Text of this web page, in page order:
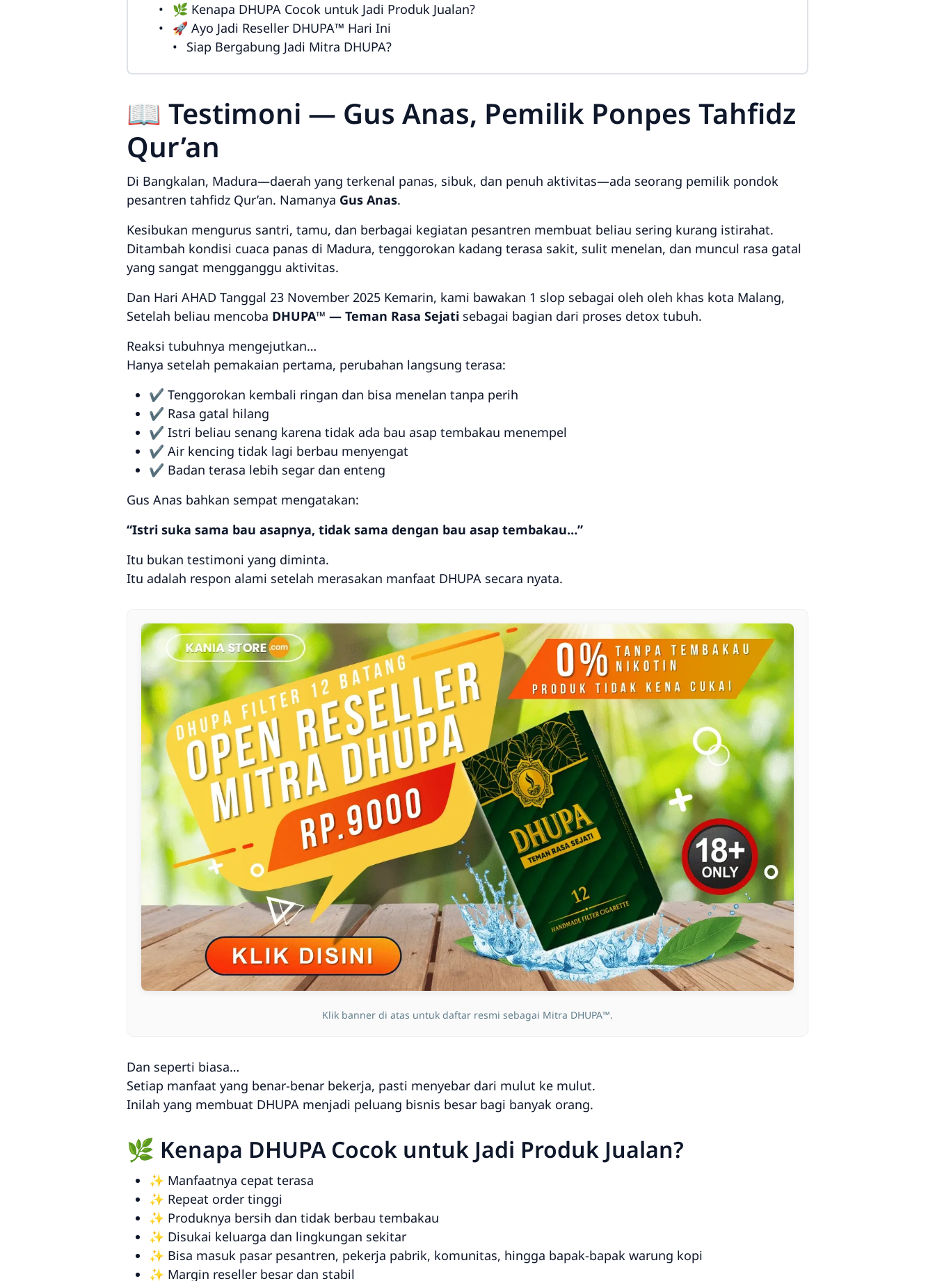
🌿 Kenapa DHUPA Cocok untuk Jadi Produk Jualan?
🚀 Ayo Jadi Reseller DHUPA™ Hari Ini
Siap Bergabung Jadi Mitra DHUPA?
📖 Testimoni — Gus Anas, Pemilik Ponpes Tahfidz
Qur’an
Di Bangkalan, Madura—daerah yang terkenal panas, sibuk, dan penuh aktivitas—ada seorang pemilik pondok
pesantren tahfidz Qur’an. Namanya Gus Anas.
Kesibukan mengurus santri, tamu, dan berbagai kegiatan pesantren membuat beliau sering kurang istirahat.
Ditambah kondisi cuaca panas di Madura, tenggorokan kadang terasa sakit, sulit menelan, dan muncul rasa gatal
yang sangat mengganggu aktivitas.
Dan Hari AHAD Tanggal 23 November 2025 Kemarin, kami bawakan 1 slop sebagai oleh oleh khas kota Malang,
Setelah beliau mencoba DHUPA™ — Teman Rasa Sejati sebagai bagian dari proses detox tubuh.
Reaksi tubuhnya mengejutkan…
Hanya setelah pemakaian pertama, perubahan langsung terasa:
✔ Tenggorokan kembali ringan dan bisa menelan tanpa perih
✔ Rasa gatal hilang
✔ Istri beliau senang karena tidak ada bau asap tembakau menempel
✔ Air kencing tidak lagi berbau menyengat
✔ Badan terasa lebih segar dan enteng
Gus Anas bahkan sempat mengatakan:
“Istri suka sama bau asapnya, tidak sama dengan bau asap tembakau…”
Itu bukan testimoni yang diminta.
Itu adalah respon alami setelah merasakan manfaat DHUPA secara nyata.
Klik banner di atas untuk daftar resmi sebagai Mitra DHUPA™.
Dan seperti biasa…
Setiap manfaat yang benar-benar bekerja, pasti menyebar dari mulut ke mulut.
Inilah yang membuat DHUPA menjadi peluang bisnis besar bagi banyak orang.
🌿 Kenapa DHUPA Cocok untuk Jadi Produk Jualan?
✨ Manfaatnya cepat terasa
✨ Repeat order tinggi
✨ Produknya bersih dan tidak berbau tembakau
✨ Disukai keluarga dan lingkungan sekitar
✨ Bisa masuk pasar pesantren, pekerja pabrik, komunitas, hingga bapak-bapak warung kopi
✨ Margin reseller besar dan stabil